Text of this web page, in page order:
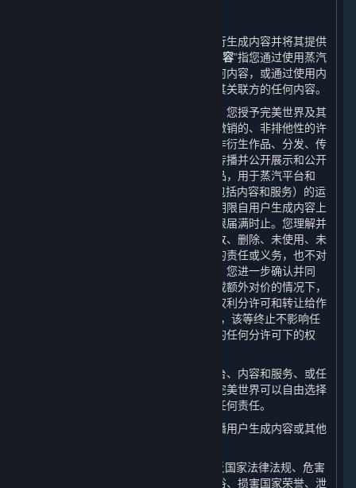
蒸汽平台提供界面和工具，使您能够自行生成内容并将其提供
用户生成内容”指您通过使用蒸汽
平台的多用户功能向其他用户提供的任何内容，或通过使用内
容和服务或其他方式提供给完美世界或其关联方的任何内容。
当您将用户生成内容上传至蒸汽平台时，您授予完美世界及其
关联方一项世界范围的、免费的、不可撤销的、非排他性的许
可，以使用、复制、分许可、修改、创作衍生作品、分发、传
播、转码、翻译、广播以及以其他方式传播并公开展示和公开
表演您创建的用户生成内容及其衍生作品，用于蒸汽平台和
Steam平台的服务、游戏或其他产品（包括内容和服务）的运
营、分发、整合和推广等目的。本许可期限自用户生成内容上
传到蒸汽平台时起至其完整知识产权期限届满时止。您理解并
同意，完美世界不承担任何因使用、修改、删除、未使用、未
修改、未删除您的用户生成内容而产生的责任或义务，也不对
任何用户生成内容做出任何形式的保证。您进一步确认并同
意，完美世界可以在无需您进一步同意或额外对价的情况下，
将完美世界对您的用户生成内容享有之权利分许可和转让给作
为平台许可方的Valve。如上述许可终止，该等终止不影响任
何被分许可方在该等许可终止前被授予的任何分许可下的权
如果您向完美世界提供任何关于蒸汽平台、内容和服务、或任
何完美世界产品或服务的反馈或建议，完美世界可以自由选择
使用这些反馈或建议，而无须对您承担任何责任。
此外，当您在平台上上传、发表、或传播用户生成内容或其他
（1） 上传、发布或以任何方式传播违反国家法律法规、危害
国家安全、破坏祖国统一、违背公序良俗、损害国家荣誉、泄